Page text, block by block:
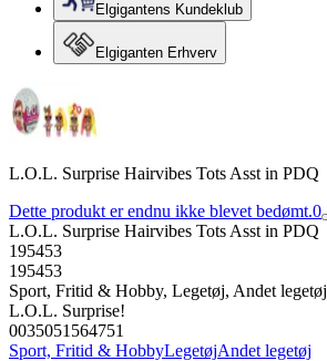
Elgigantens Kundeklub
Elgiganten Erhverv
L.O.L. Surprise Hairvibes Tots Asst in PDQ
Dette produkt er endnu ikke blevet bedømt.0
L.O.L. Surprise Hairvibes Tots Asst in PDQ
195453
195453
Sport, Fritid & Hobby, Legetøj, Andet legetøj
L.O.L. Surprise!
0035051564751
Sport, Fritid & HobbyLegetøjAndet legetøj